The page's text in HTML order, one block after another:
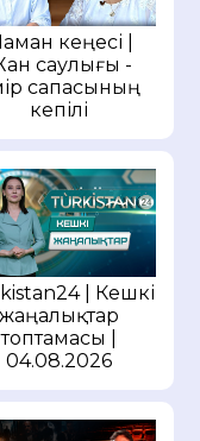
кеңесі |
саулығы -
сапасының
кепілі
| Кешкі
жаңалықтар
топтамасы |
04.08.2026